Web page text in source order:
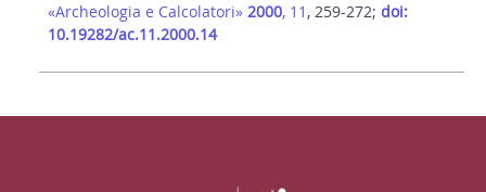
«Archeologia e Calcolatori» 2000, 11 , 259-272; doi:
10.19282/ac.11.2000.14